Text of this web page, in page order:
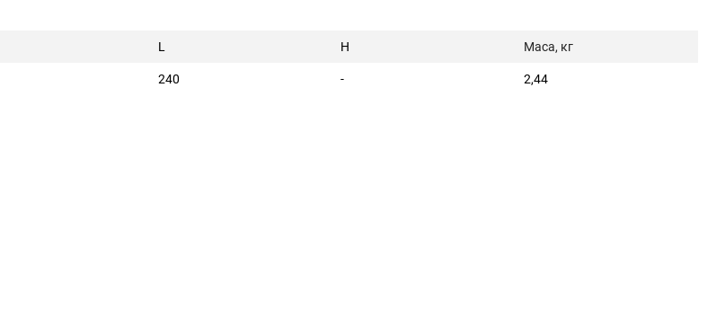
L H Маса, кг
240 - 2,44